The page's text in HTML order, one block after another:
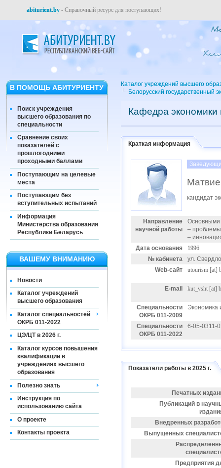
abiturient.by - Справочный ресурс для поступающих!
В ПОМОЩЬ АБИТУРИЕНТУ
Поиск учреждения
высшего образования по
специальности
Сравнение своих
показателей с
прошлогодними
проходными баллами
Поступающим на целевые
места
Поступающим без
вступительных испытаний
Информация
Министерства образования
Республики Беларусь
ВАШЕМУ ВНИМАНИЮ
Новости
Каталог учреждений
высшего образования
Каталог специальностей
ОКРБ 011-2022
ЦЭ/ЦТ в 2026 г.
Каталог курсов повышения
квалификации в
учреждениях высшего
образования
Полезно знать
Инструкция по
использованию сайта
О проекте
Контакты проекта
Каталог учреждений высшего
Белорусский государственный
Кафедра экономики
Краткая информация
кандидат
Направление
научной работы
Основными
– проблемы
–
Дата основания
1996
№ кабинета
ул.
Web-сайт
utourism [at]
E-mail kut_vsht [at]
Специальности
ОКРБ 011-2009
Экономика
Специальности
ОКРБ 011-2022
6-05-0311-
Показатели работы в 2025 г.
Печатных
Публикаций в
Внедренных
Выпущенных
Предприятия